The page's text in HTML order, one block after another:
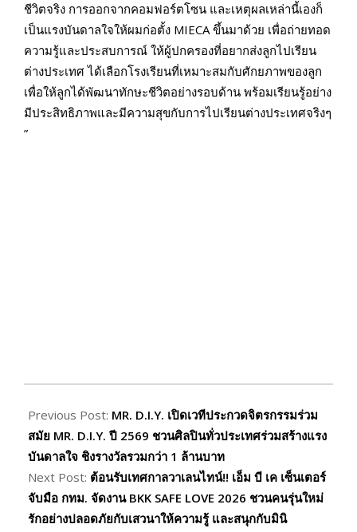
ชีวิตจริง การออกจากคอมฟอร์ตโซน และเหตุผลเหล่านี้เองก็
เป็นแรงบันดาลใจให้ผมก่อตั้ง MIECA ขึ้นมาด้วย เพื่อถ่ายทอด
ความรู้และประสบการณ์ ให้ผู้ปกครองที่อยากส่งลูกไปเรียน
ต่างประเทศ ได้เลือกโรงเรียนที่เหมาะสมกับศักยภาพของลูก
เพื่อให้ลูกได้พัฒนาทักษะชีวิตอย่างรอบด้าน พร้อมเรียนรู้อย่าง
มีประสิทธิภาพและมีความสุขกับการไปเรียนต่างประเทศจริงๆ
”
02-
06
Previous Post: MR. D.I.Y. เปิดเวทีประกวดจิตรกรรมร่วม
สมัย MR. D.I.Y. ปี 2569 ชวนศิลปินทั่วประเทศร่วมสร้างแรง
บันดาลใจ ชิงรางวัลรวมกว่า 1 ล้านบาท
Next Post: ต้อนรับเทศกาลวาเลนไทน์!! เอ็ม บี เค เซ็นเตอร์
จับมือ กทม. จัดงาน BKK SAFE LOVE 2026 ชวนคนรุ่นใหม่
รักอย่างปลอดภัยกับเสวนาให้ความรู้ และสนุกกับมินิ